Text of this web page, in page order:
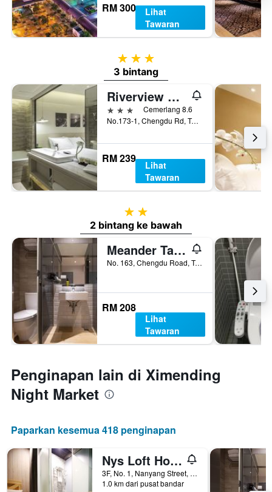
RM 300
Lihat
Tawaran
3 bintang
3 bintang
Riverview Suites Taipei
3 bintangCemerlang 8.6
No.173-1, Chengdu Rd, Taipei, Taiwan
RM 239
Lihat
Tawaran
2 bintang
2 bintang ke bawah
Meander Taipei
No. 163, Chengdu Road, Taipei, Taiwan
RM 208
Lihat
Tawaran
Penginapan lain di Ximending
Night Market
Paparkan kesemua 418 penginapan
Nys Loft Hotel - Hostel
3F, No. 1, Nanyang Street, Taipei, Taiwan
1.0 km dari pusat bandar